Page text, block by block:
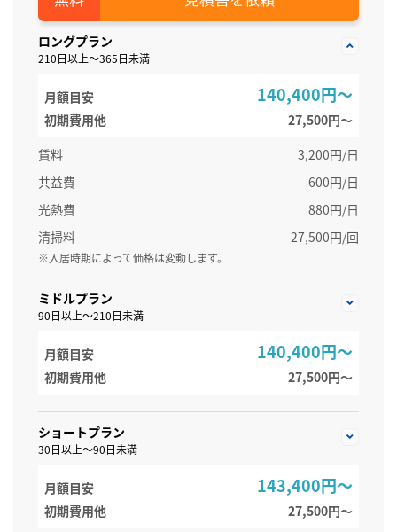
ロングプラン
210日以上～365日未満
月額目安 140,400円～
初期費用他
27,500円〜
賃料
3,200円/日
共益費
600円/日
光熱費
880円/日
清掃料
27,500円/回
※入居時期によって価格は変動します。
ミドルプラン
90日以上～210日未満
月額目安 140,400円～
初期費用他 27,500円〜
ショートプラン
30日以上～90日未満
月額目安 143,400円～
初期費用他 27,500円〜